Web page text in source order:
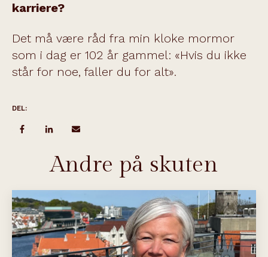
karriere?
Det må være råd fra min kloke mormor
som i dag er 102 år gammel: «Hvis du ikke
står for noe, faller du for alt».
DEL:
Andre på skuten